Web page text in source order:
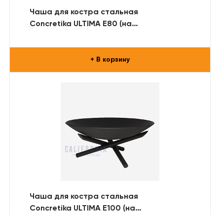
Чаша для костра стальная
Concretika ULTIMA E80 (на
+ В корзину
Чаша для костра стальная
Concretika ULTIMA E100 (на